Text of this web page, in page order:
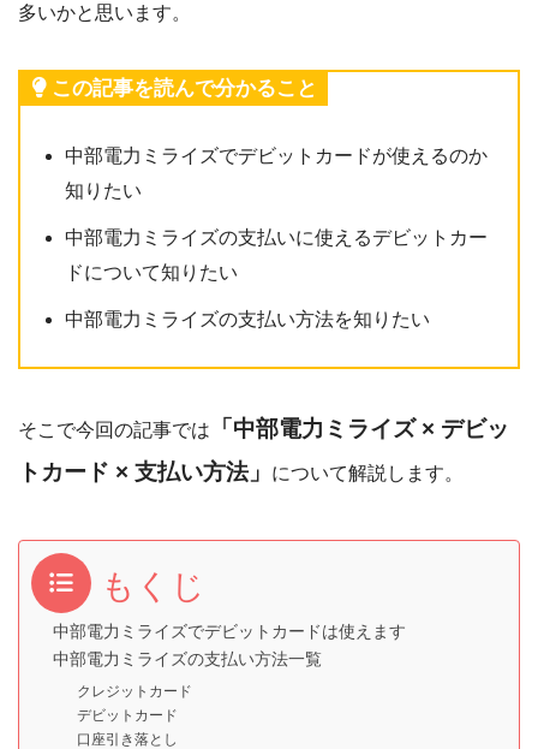
多いかと思います。
この記事を読んで分かること
中部電力ミライズでデビットカードが使えるのか
知りたい
中部電力ミライズの支払いに使えるデビットカー
ドについて知りたい
中部電力ミライズの支払い方法を知りたい
そこで今回の記事では
「中部電力ミライズ × デビッ
トカード × 支払い方法」
について解説します。
もくじ
中部電力ミライズでデビットカードは使えます
中部電力ミライズの支払い方法一覧
クレジットカード
デビットカード
口座引き落とし